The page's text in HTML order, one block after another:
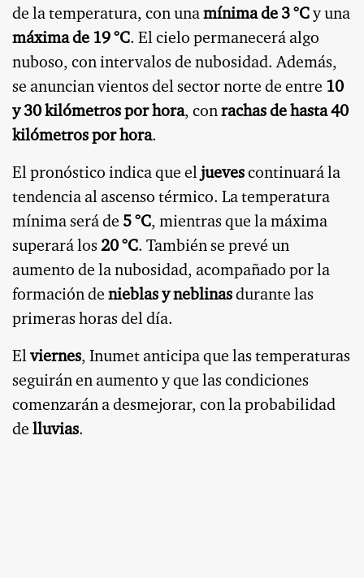
de la temperatura, con una mínima de 3 °C y una
máxima de 19 °C. El cielo permanecerá algo
nuboso, con intervalos de nubosidad. Además,
se anuncian vientos del sector norte de entre 10
y 30 kilómetros por hora, con rachas de hasta 40
kilómetros por hora.
El pronóstico indica que el jueves continuará la
tendencia al ascenso térmico. La temperatura
mínima será de 5 °C, mientras que la máxima
superará los 20 °C. También se prevé un
aumento de la nubosidad, acompañado por la
formación de nieblas y neblinas durante las
primeras horas del día.
El viernes, Inumet anticipa que las temperaturas
seguirán en aumento y que las condiciones
comenzarán a desmejorar, con la probabilidad
de lluvias.